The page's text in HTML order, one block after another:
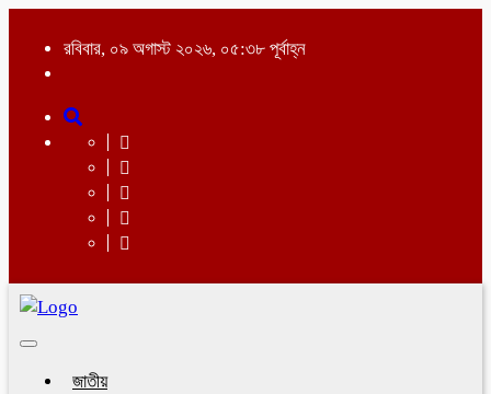
রবিবার, ০৯ অগাস্ট ২০২৬, ০৫:৩৮ পূর্বাহ্ন
Toggle
জাতীয়